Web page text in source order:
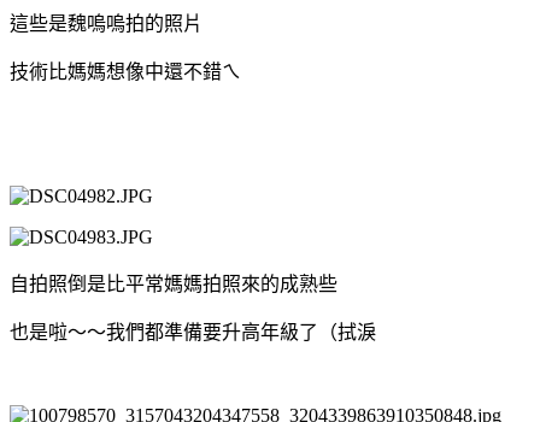
這些是魏嗚嗚拍的照片
技術比媽媽想像中還不錯ㄟ
自拍照倒是比平常媽媽拍照來的成熟些
也是啦～～我們都準備要升高年級了（拭淚